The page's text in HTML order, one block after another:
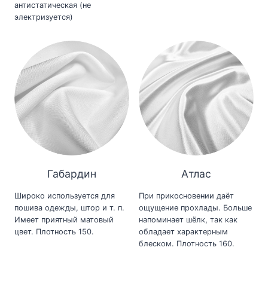
антистатическая (не
электризуется)
Габардин
Широко используется для
пошива одежды, штор и т. п.
Имеет приятный матовый
цвет. Плотность 150.
Атлас
При прикосновении даёт
ощущение прохлады. Больше
напоминает шёлк, так как
обладает характерным
блеском. Плотность 160.